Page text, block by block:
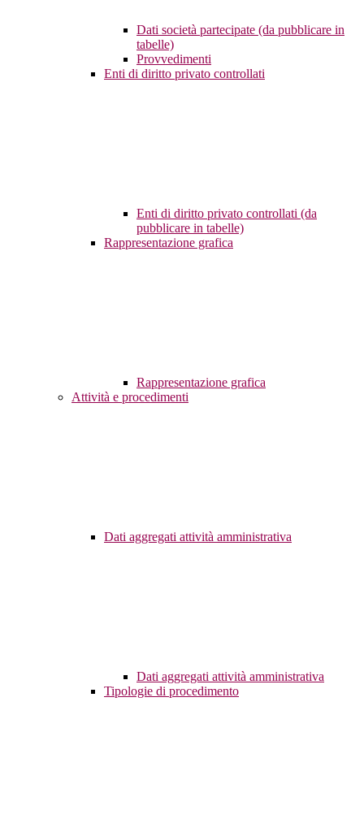
Dati società partecipate (da pubblicare in
tabelle)
Provvedimenti
Enti di diritto privato controllati
Enti di diritto privato controllati (da
pubblicare in tabelle)
Rappresentazione grafica
Rappresentazione grafica
Attività e procedimenti
Dati aggregati attività amministrativa
Dati aggregati attività amministrativa
Tipologie di procedimento